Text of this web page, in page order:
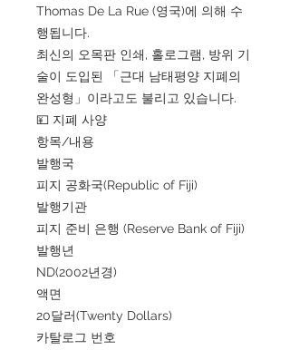
Thomas De La Rue (영국)에 의해 수
행됩니다.
최신의 오목판 인쇄, 홀로그램, 방위 기
술이 도입된 「근대 남태평양 지폐의
완성형」이라고도 불리고 있습니다.
💴 지폐 사양
항목/내용
발행국
피지 공화국(Republic of Fiji)
발행기관
피지 준비 은행 (Reserve Bank of Fiji)
발행년
ND(2002년경)
액면
20달러(Twenty Dollars)
카탈로그 번호